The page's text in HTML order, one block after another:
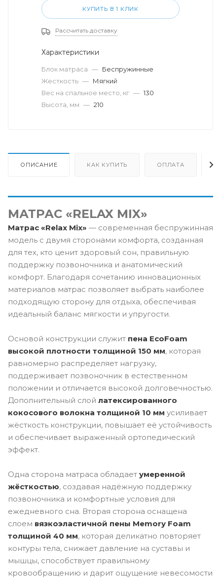
КУПИТЬ В 1 КЛИК
Рассчитать доставку
Характеристики
Блок матраса — Беспружинные
Жесткость — Мягкий
Вес на спальное место, кг — 130
Высота, мм — 210
ОПИСАНИЕ КАК КУПИТЬ ОПЛАТА
МАТРАС «RELAX MIX»
Матрас «Relax Mix» — современная беспружинная
модель с двумя сторонами комфорта, созданная
для тех, кто ценит здоровый сон, правильную
поддержку позвоночника и анатомический
комфорт. Благодаря сочетанию инновационных
материалов матрас позволяет выбрать наиболее
подходящую сторону для отдыха, обеспечивая
идеальный баланс мягкости и упругости.
Основой конструкции служит пена EcoFoam
высокой плотности толщиной 150 мм, которая
равномерно распределяет нагрузку,
поддерживает позвоночник в естественном
положении и отличается высокой долговечностью.
Дополнительный слой латексированного
кокосового волокна толщиной 10 мм усиливает
жёсткость конструкции, повышает её устойчивость
и обеспечивает выраженный ортопедический
эффект.
Одна сторона матраса обладает умеренной
жёсткостью, создавая надёжную поддержку
позвоночника и комфортные условия для
ежедневного сна. Вторая сторона оснащена
слоем вязкоэластичной пены Memory Foam
толщиной 40 мм, которая деликатно повторяет
контуры тела, снижает давление на суставы и
мышцы, способствует правильному
кровообращению и дарит ощущение невесомости